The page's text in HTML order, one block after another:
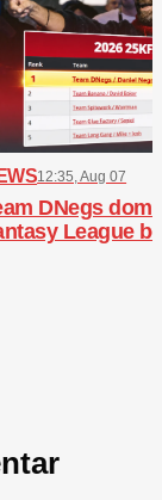
12:35, Aug 07
DNegs
League